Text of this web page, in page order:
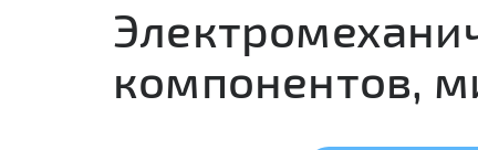
компонентов,